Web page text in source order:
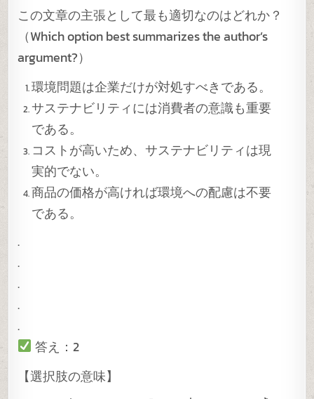
この文章の主張として最も適切なのはどれか？
（Which option best summarizes the author’s
argument?）
環境問題は企業だけが対処すべきである。
サステナビリティには消費者の意識も重要
である。
コストが高いため、サステナビリティは現
実的でない。
商品の価格が高ければ環境への配慮は不要
である。
.
.
.
.
.
答え：2
【選択肢の意味】